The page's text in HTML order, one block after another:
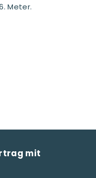
Meter.
mit